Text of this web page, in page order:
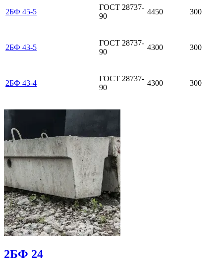
2БФ 45-5
ГОСТ 28737-
90
4450 300
2БФ 43-5
ГОСТ 28737-
90
4300 300
2БФ 43-4
ГОСТ 28737-
90
4300 300
2БФ 24